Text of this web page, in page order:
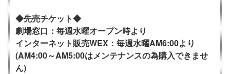
◆先売チケット◆
劇場窓口：毎週水曜オープン時より
インターネット販売WEX：毎週水曜AM6:00より
(AM4:00～AM5:00はメンテナンスの為購入できませ
ん)